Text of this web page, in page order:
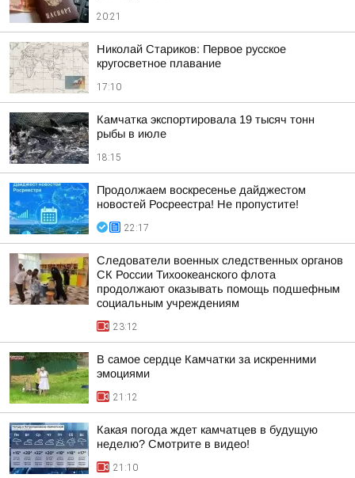
20:21
Николай Стариков: Первое русское
кругосветное плавание
17:10
Камчатка экспортировала 19 тысяч тонн
рыбы в июле
18:15
Продолжаем воскресенье дайджестом
новостей Росреестра! Не пропустите!
22:17
Следователи военных следственных органов
СК России Тихоокеанского флота
продолжают оказывать помощь подшефным
социальным учреждениям
23:12
В самое сердце Камчатки за искренними
эмоциями
21:12
Какая погода ждет камчатцев в будущую
неделю? Cмотрите в видео!
21:10